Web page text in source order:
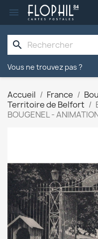

search
Vous ne trouvez pas ?
Accueil France
Territoire de Belfort
BOUGENEL -